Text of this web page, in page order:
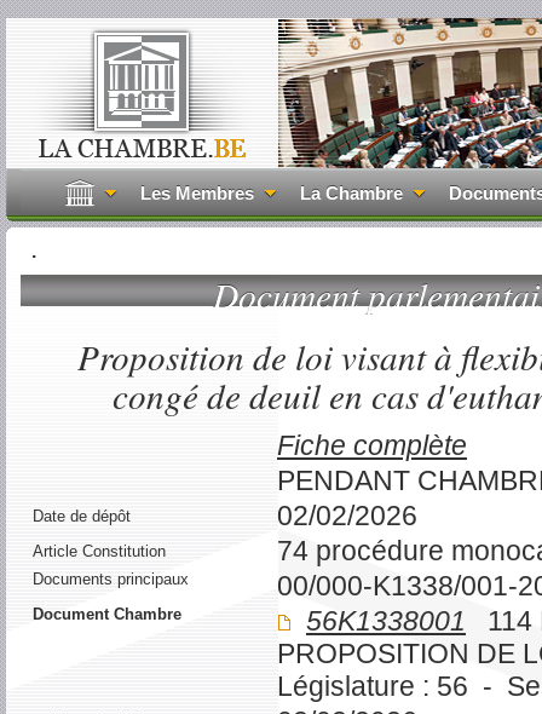
Les Membres La Chambre
.
Document
Proposition de loi visant à
congé de deuil en cas
Fiche complète
PENDANT
Date de dépôt 02/02/2026
Article Constitution 74 procédure
Documents principaux 00/000-K1338/001-
Document Chambre 56K1338001 114
PROPOSITION DE
Législature : 56 -